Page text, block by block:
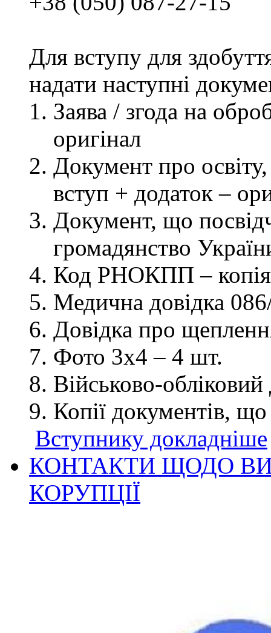
Для вступу для
надати наступні
Заява / згода на
оригінал
Документ про освіту,
вступ + додаток –
Документ, що
громадянство
Код РНОКПП – копія
Медична довідка
Довідка про
Фото 3х4 – 4 шт.
Військово-
Копії документів,
Вступнику докладніше
КОНТАКТИ ЩОДО
КОРУПЦІЇ